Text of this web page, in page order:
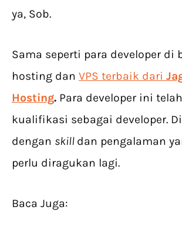
ya, Sob.
Sama seperti para developer di
hosting dan VPS terbaik dari
Hosting. Para developer ini
kualifikasi sebagai developer.
dengan skill dan pengalaman
perlu diragukan lagi.
Baca Juga: